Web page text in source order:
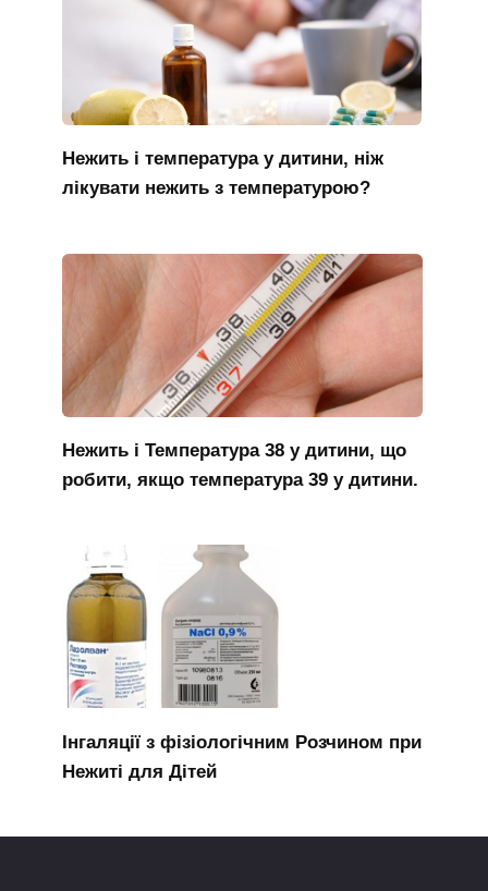
Нежить і температура у дитини, ніж
лікувати нежить з температурою?
Нежить і Температура 38 у дитини, що
робити, якщо температура 39 у дитини.
Інгаляції з фізіологічним Розчином при
Нежиті для Дітей